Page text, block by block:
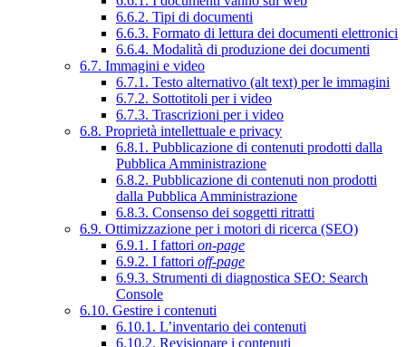
6.6.2. Tipi di documenti
6.6.3. Formato di lettura dei documenti elettronici
6.6.4. Modalità di produzione dei documenti
6.7. Immagini e video
6.7.1. Testo alternativo (alt text) per le immagini
6.7.2. Sottotitoli per i video
6.7.3. Trascrizioni per i video
6.8. Proprietà intellettuale e privacy
6.8.1. Pubblicazione di contenuti prodotti dalla
Pubblica Amministrazione
6.8.2. Pubblicazione di contenuti non prodotti
dalla Pubblica Amministrazione
6.8.3. Consenso dei soggetti ritratti
6.9. Ottimizzazione per i motori di ricerca (SEO)
6.9.1. I fattori on-page
6.9.2. I fattori off-page
6.9.3. Strumenti di diagnostica SEO: Search
Console
6.10. Gestire i contenuti
6.10.1. L’inventario dei contenuti
6.10.2. Revisionare i contenuti